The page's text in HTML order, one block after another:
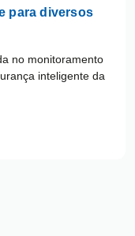
para diversos
no monitoramento
inteligente da